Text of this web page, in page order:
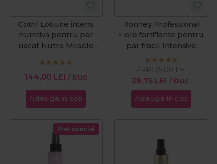
Cotril Lotiune intens
nutritiva pentru par
uscat Nutro Miracle
144,00 LEI / buc
Adauga in cos
Ronney Professional
Fiole fortifiante pentru
par fragil Intensive
Placenta Reconstructed
6x10ml
29,75 LEI / buc
PRP: 35,00 LEI
Adauga in cos
Pret special